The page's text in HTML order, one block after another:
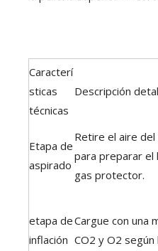
Caracterí
sticas
técnicas
Descripción
Etapa de
aspirado
Retire el aire del
para preparar el
gas protector.
etapa de
inflación
Cargue con una
CO2 y O2 según